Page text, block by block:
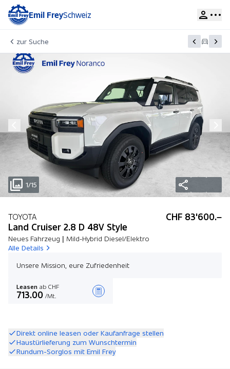
Emil FreySchweiz
zur Suche
1/15
TOYOTA
Land Cruiser 2.8 D 48V Style
Neues Fahrzeug | Mild-Hybrid Diesel/Elektro
Alle Details
CHF 83'600.–
Unsere Mission, eure Zufriedenheit
Leasen ab CHF
713.00 /Mt.
Direkt online leasen oder Kaufanfrage stellen
Haustürlieferung zum Wunschtermin
Rundum-Sorglos mit Emil Frey